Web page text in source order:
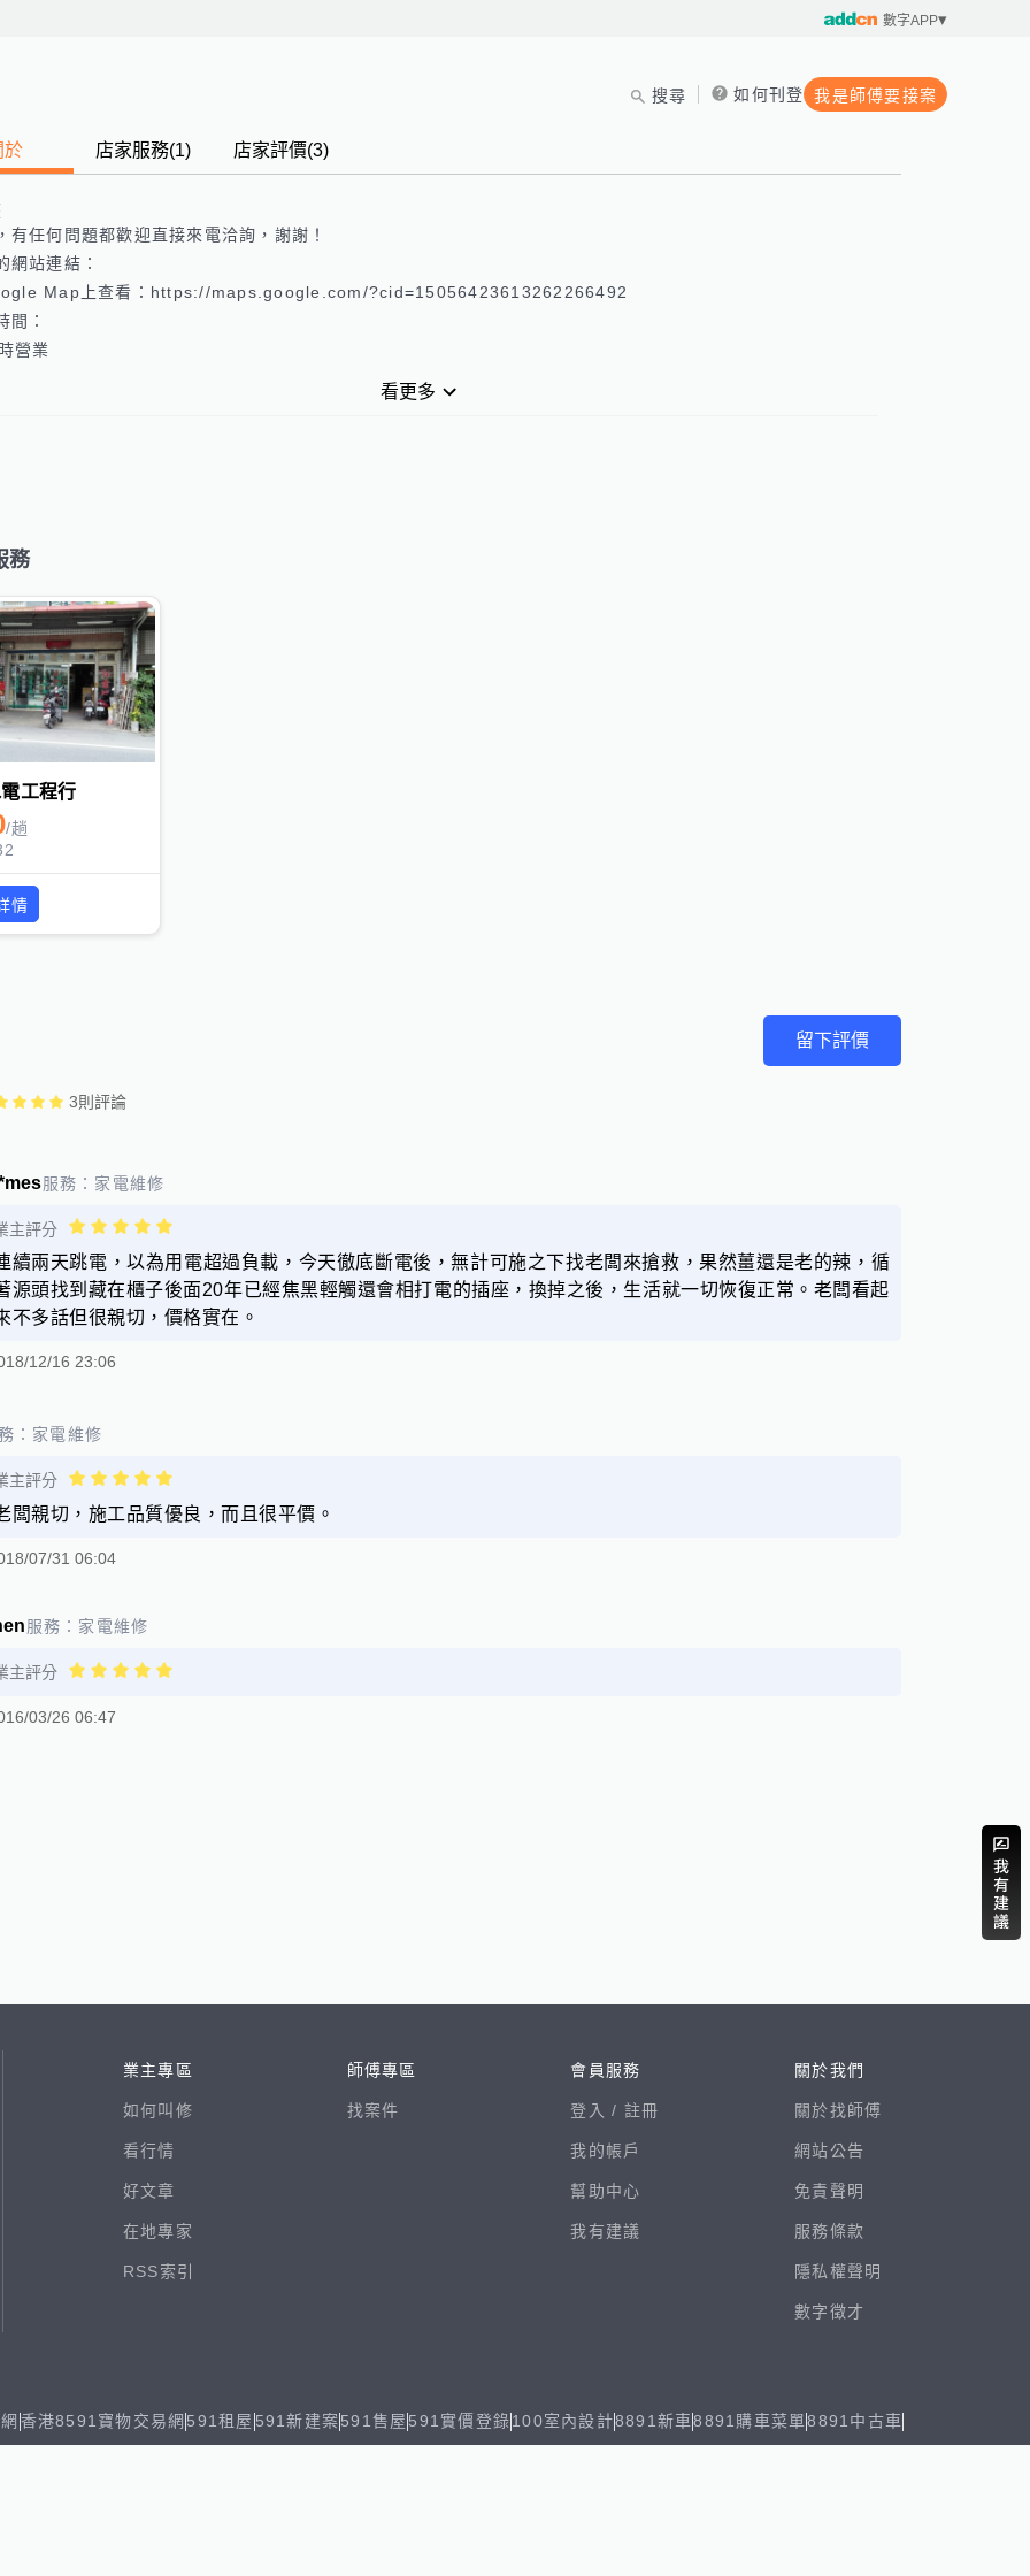
數字APP
搜尋 如何刊登 我是師傅要接案
於 店家服務(1) 店家評價(3)
有任何問題都歡迎直接來電洽詢，謝謝！
網站連結：
Map上查看：https://maps.google.com/?cid=15056423613262266492
間：
看更多
務
工程行
/趟
情
留下評價
3則評論
服務： 家電維修
主評分
續兩天跳電，以為用電超過負載，今天徹底斷電後，無計可施之下找老闆來搶救，果然薑還是老的辣，循
源頭找到藏在櫃子後面20年已經焦黑輕觸還會相打電的插座，換掉之後，生活就一切恢復正常。老闆看起
不多話但很親切，價格實在。
12/16 23:06
： 家電維修
主評分
闆親切，施工品質優良，而且很平價。
07/31 06:04
服務： 家電維修
主評分
03/26 06:47
業主專區
如何叫修
看行情
好文章
在地專家
RSS索引
師傅專區
找案件
會員服務
登入 / 註冊
我的帳戶
幫助中心
我有建議
關於我們
關於找師傅
網站公告
免責聲明
服務條款
隱私權聲明
數字徵才
香港8591寶物交易網 591租屋 591新建案591售屋 591實價登錄100室內設計8891新車 8891購車菜單 8891中古車